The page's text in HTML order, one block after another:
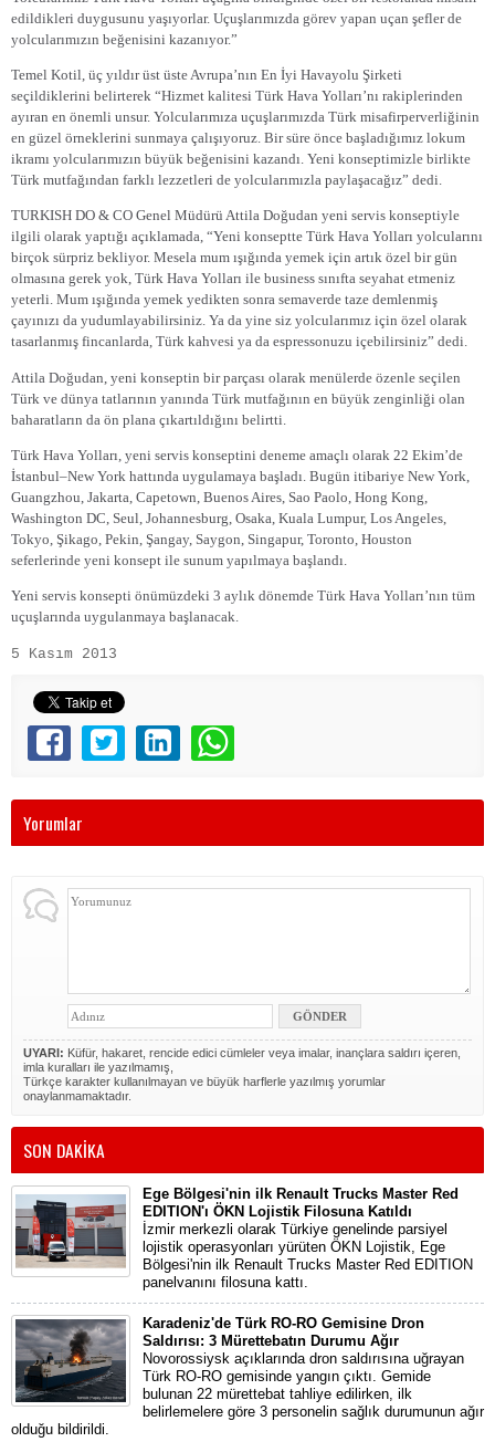
edildikleri duygusunu yaşıyorlar. Uçuşlarımızda görev yapan uçan şefler de
yolcularımızın beğenisini kazanıyor.”
Temel Kotil, üç yıldır üst üste Avrupa’nın En İyi Havayolu Şirketi
seçildiklerini belirterek “Hizmet kalitesi Türk Hava Yolları’nı rakiplerinden
ayıran en önemli unsur. Yolcularımıza uçuşlarımızda Türk misafirperverliğinin
en güzel örneklerini sunmaya çalışıyoruz. Bir süre önce başladığımız lokum
ikramı yolcularımızın büyük beğenisini kazandı. Yeni konseptimizle birlikte
Türk mutfağından farklı lezzetleri de yolcularımızla paylaşacağız” dedi.
TURKISH DO & CO Genel Müdürü Attila Doğudan yeni servis konseptiyle
ilgili olarak yaptığı açıklamada, “Yeni konseptte Türk Hava Yolları yolcularını
birçok sürpriz bekliyor. Mesela mum ışığında yemek için artık özel bir gün
olmasına gerek yok, Türk Hava Yolları ile business sınıfta seyahat etmeniz
yeterli. Mum ışığında yemek yedikten sonra semaverde taze demlenmiş
çayınızı da yudumlayabilirsiniz. Ya da yine siz yolcularımız için özel olarak
tasarlanmış fincanlarda, Türk kahvesi ya da espressonuzu içebilirsiniz” dedi.
Attila Doğudan, yeni konseptin bir parçası olarak menülerde özenle seçilen
Türk ve dünya tatlarının yanında Türk mutfağının en büyük zenginliği olan
baharatların da ön plana çıkartıldığını belirtti.
Türk Hava Yolları, yeni servis konseptini deneme amaçlı olarak 22 Ekim’de
İstanbul–New York hattında uygulamaya başladı. Bugün itibariye New York,
Guangzhou, Jakarta, Capetown, Buenos Aires, Sao Paolo, Hong Kong,
Washington DC, Seul, Johannesburg, Osaka, Kuala Lumpur, Los Angeles,
Tokyo, Şikago, Pekin, Şangay, Saygon, Singapur, Toronto, Houston
seferlerinde yeni konsept ile sunum yapılmaya başlandı.
Yeni servis konsepti önümüzdeki 3 aylık dönemde Türk Hava Yolları’nın tüm
uçuşlarında uygulanmaya başlanacak.
5 Kasım 2013
Yorumlar
UYARI: Küfür, hakaret, rencide edici cümleler veya imalar, inançlara saldırı içeren,
imla kuralları ile yazılmamış,
Türkçe karakter kullanılmayan ve büyük harflerle yazılmış yorumlar
onaylanmamaktadır.
SON DAKİKA
Ege Bölgesi'nin ilk Renault Trucks Master Red
EDITION'ı ÖKN Lojistik Filosuna Katıldı
İzmir merkezli olarak Türkiye genelinde parsiyel
lojistik operasyonları yürüten ÖKN Lojistik, Ege
Bölgesi'nin ilk Renault Trucks Master Red EDITION
panelvanını filosuna kattı.
Karadeniz'de Türk RO-RO Gemisine Dron
Saldırısı: 3 Mürettebatın Durumu Ağır
Novorossiysk açıklarında dron saldırısına uğrayan
Türk RO-RO gemisinde yangın çıktı. Gemide
bulunan 22 mürettebat tahliye edilirken, ilk
belirlemelere göre 3 personelin sağlık durumunun ağır
olduğu bildirildi.